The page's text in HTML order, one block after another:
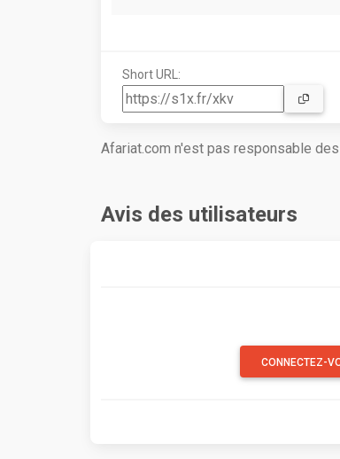
Short URL:
Afariat.com n'est pas responsable
Avis des utilisateurs
CONNECTEZ-